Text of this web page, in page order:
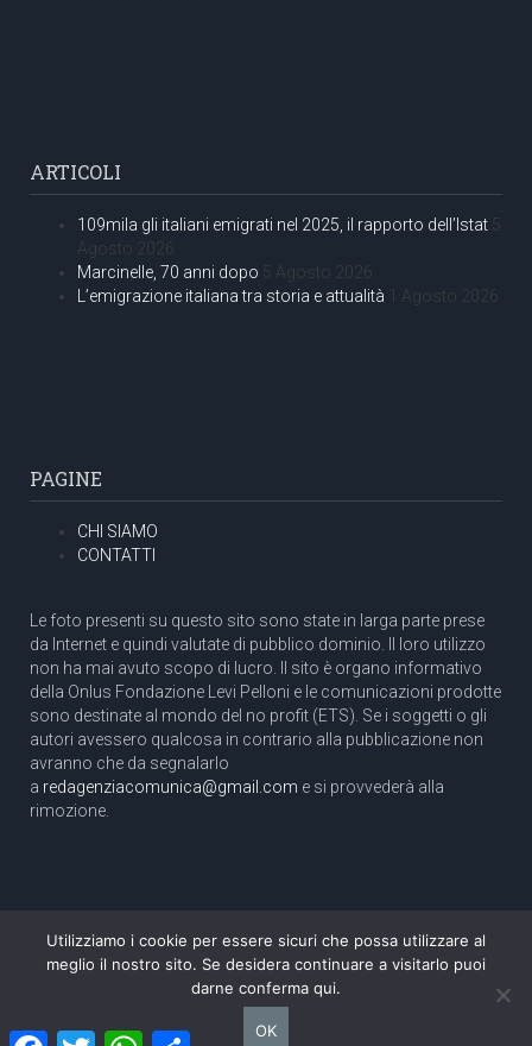
ARTICOLI
109mila gli italiani emigrati nel 2025, il rapporto dell’Istat 5
Agosto 2026
Marcinelle, 70 anni dopo 5 Agosto 2026
L’emigrazione italiana tra storia e attualità 1 Agosto 2026
PAGINE
CHI SIAMO
CONTATTI
Le foto presenti su questo sito sono state in larga parte prese
da Internet e quindi valutate di pubblico dominio. Il loro utilizzo
non ha mai avuto scopo di lucro. Il sito è organo informativo
della Onlus Fondazione Levi Pelloni e le comunicazioni prodotte
sono destinate al mondo del no profit (ETS). Se i soggetti o gli
autori avessero qualcosa in contrario alla pubblicazione non
avranno che da segnalarlo
a redagenziacomunica@gmail.com e si provvederà alla
rimozione.
Copyright 2003 com.unica - Tutti i diritti riservati
Aut. Tribunale di Roma N. 466/2003 dell'11/11/2003
Direttore responsabile: Pino Pelloni [direttore@agenziacomunica.net]
FacebookTwitter WhatsAppCondividi
Utilizziamo i cookie per essere sicuri che possa utilizzare al
meglio il nostro sito. Se desidera continuare a visitarlo puoi
darne conferma qui.
OK